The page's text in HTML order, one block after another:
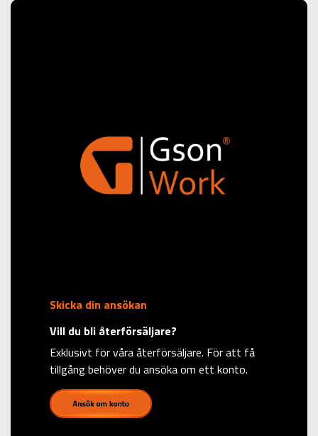
Skicka din ansökan
Vill du bli återförsäljare?
Exklusivt för våra återförsäljare. För att få
tillgång behöver du ansöka om ett konto.